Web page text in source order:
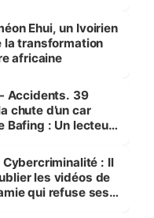
Ehui, un Ivoirien
la transformation
africaine
Accidents. 39
chute d’un car
Bafing : Un lecteur
: Il
les vidéos de
qui refuse ses